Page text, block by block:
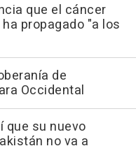
que el cáncer
propagado "a los
de
Occidental
que su nuevo
no va a